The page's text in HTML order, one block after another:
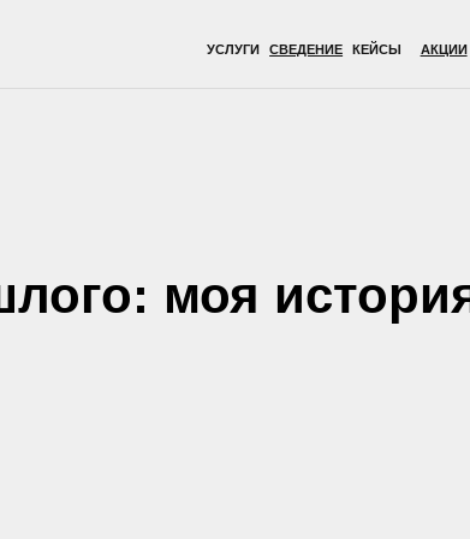
СВЕДЕНИЕ КЕЙСЫ АКЦИИ ВРАЧИ
моя